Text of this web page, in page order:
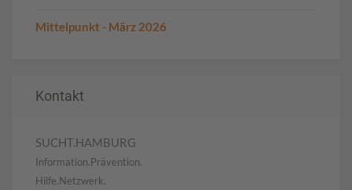
Mittelpunkt - März 2026
Kontakt
SUCHT.HAMBURG
Information.Prävention.
Hilfe.Netzwerk.